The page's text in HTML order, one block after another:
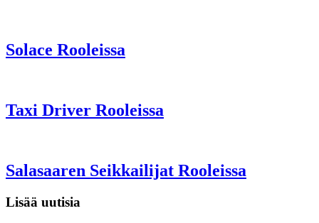
Solace Rooleissa
Taxi Driver Rooleissa
Salasaaren Seikkailijat Rooleissa
Lisää uutisia